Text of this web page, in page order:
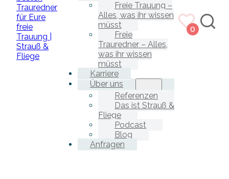
Freie Trauung –
Alles, was ihr wissen
müsst
Freie
Trauredner – Alles,
was ihr wissen
müsst
Karriere
Über uns
Referenzen
Das ist Strauß &
Fliege
Podcast
Blog
Anfragen
0